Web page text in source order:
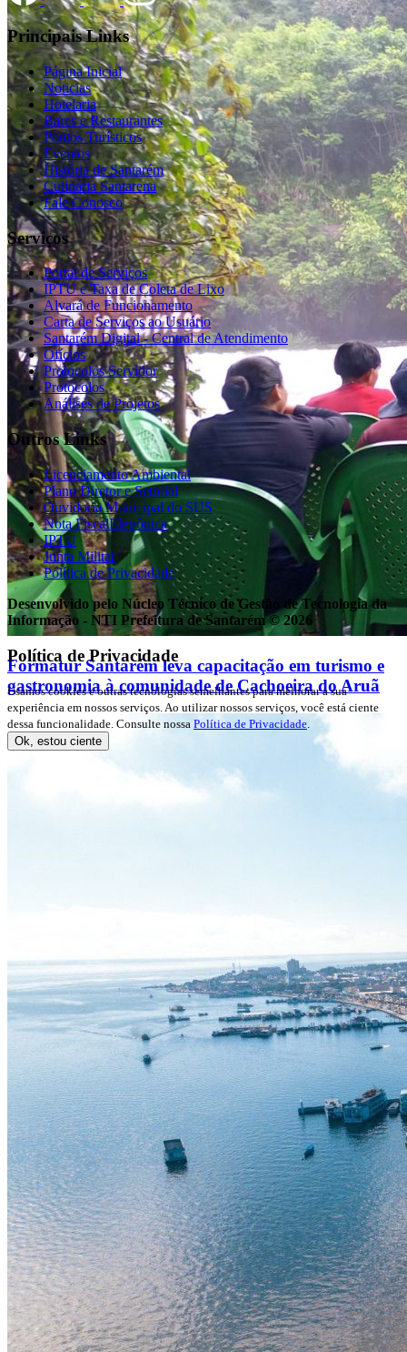
Formatur Santarém leva capacitação em turismo e
gastronomia à comunidade de Cachoeira do Aruã
Principais Links
Página Inicial
Noticias
Hotelaria
Bares e Restaurantes
Pontos Turísticos
Eventos
História de Santarém
Culinária Santarena
Fale Conosco
Serviços
Portal de Serviços
IPTU e Taxa de Coleta de Lixo
Alvará de Funcionamento
Carta de Serviços ao Usuário
Santarém Digital - Central de Atendimento
Ofícios
Protocolos Servidor
Protocolos
Análises de Projetos
Outros Links
Licenciamento Ambiental
Plano Diretor e Setorial
Ouvidoria Municipal do SUS
Nota FiscalEletrônica
IPTU
Junta Militar
Política de Privacidade
Desenvolvido pelo Núcleo Técnico de Gestão de Tecnologia da
Informação - NTI Prefeitura de Santarém © 2026
Política de Privacidade
Usamos cookies e outras tecnologias semelhantes para melhorar a sua
experiência em nossos serviços. Ao utilizar nossos serviços, você está ciente
dessa funcionalidade. Consulte nossa Política de Privacidade.
Ok, estou ciente